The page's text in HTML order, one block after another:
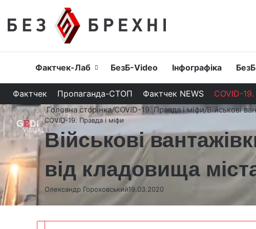
Головна
Фактчек-Лаб БезБ-Video Інфографіка
Фактчек Пропаганда-СТОП Фактчек NEWS COVID-
Головна сторінка/COVID-19. Правда і міфи/Військові
COVID-19. Правда і міфи
Військові
від кладовища
Олександр Гороховський19.03.2020